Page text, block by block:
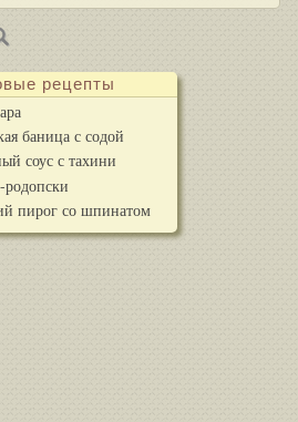
рецепты
баница с содой
соус с тахини
пирог со шпинатом